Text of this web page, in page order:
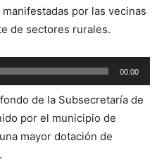
por las vecinas
de sectores rurales.
00:00
de la Subsecretaría de
por el municipio de
mayor dotación de